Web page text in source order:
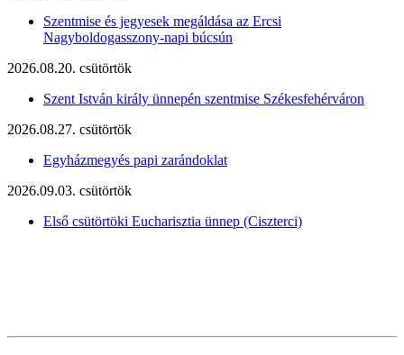
Szentmise és jegyesek megáldása az Ercsi
Nagyboldogasszony-napi búcsún
2026.08.20. csütörtök
Szent István király ünnepén szentmise Székesfehérváron
2026.08.27. csütörtök
Egyházmegyés papi zarándoklat
2026.09.03. csütörtök
Első csütörtöki Eucharisztia ünnep (Ciszterci)